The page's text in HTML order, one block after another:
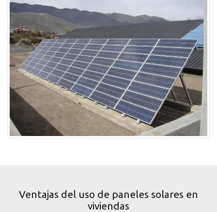
Ventajas del uso de paneles solares en
viviendas